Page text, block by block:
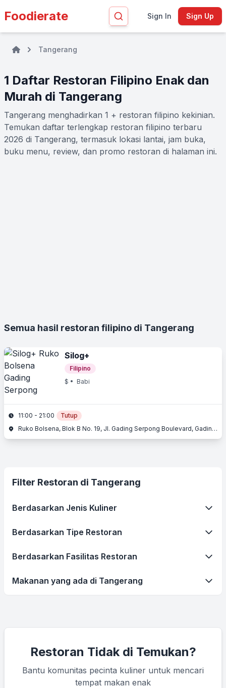
Foodierate Sign In Sign Up
Tangerang
1 Daftar Restoran Filipino Enak dan
Murah di Tangerang
Tangerang menghadirkan 1 + restoran filipino kekinian.
Temukan daftar terlengkap restoran filipino terbaru
2026 di Tangerang, termasuk lokasi lantai, jam buka,
buku menu, review, dan promo restoran di halaman ini.
Semua hasil restoran filipino di Tangerang
Silog+
Filipino
$ • Babi
11:00 - 21:00
Tutup
Ruko Bolsena, Blok B No. 19, Jl. Gading Serpong Boulevard, Gading Serpong, Serpong, Tangerang, Banten
Filter Restoran di Tangerang
Berdasarkan Jenis Kuliner
Berdasarkan Tipe Restoran
Berdasarkan Fasilitas Restoran
Makanan yang ada di Tangerang
Restoran Tidak di Temukan?
Bantu komunitas pecinta kuliner untuk mencari
tempat makan enak